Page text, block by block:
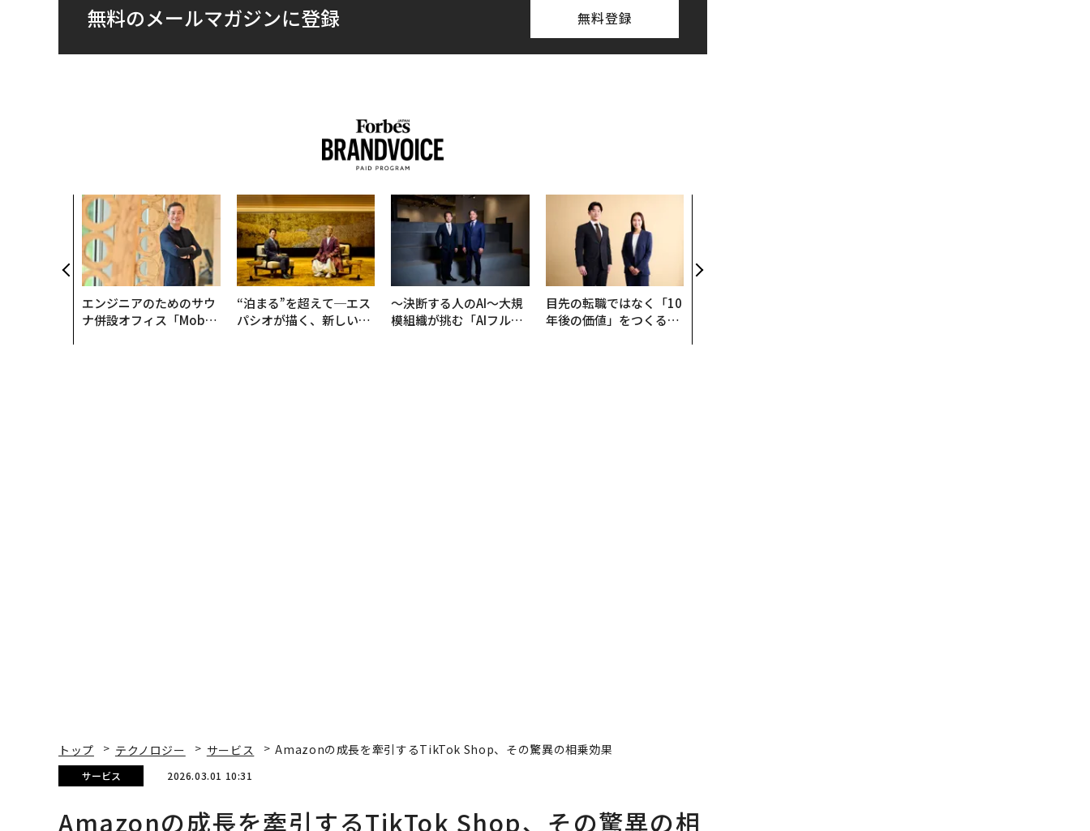
無料のメールマガジンに登録 無料登録
エンジニアのためのサウ
ナ併設オフィス「Mobiu
“泊まる”を超えて─エス
パシオが描く、新しい日
〜決断する人のAI〜大規
模組織が挑む「AIフル実
目先の転職ではなく「10
年後の価値」をつくる─